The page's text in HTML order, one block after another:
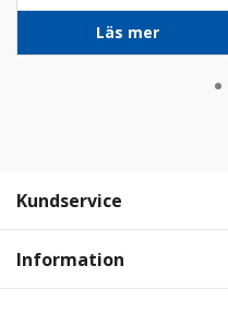
Läs mer
Kundservice
Information